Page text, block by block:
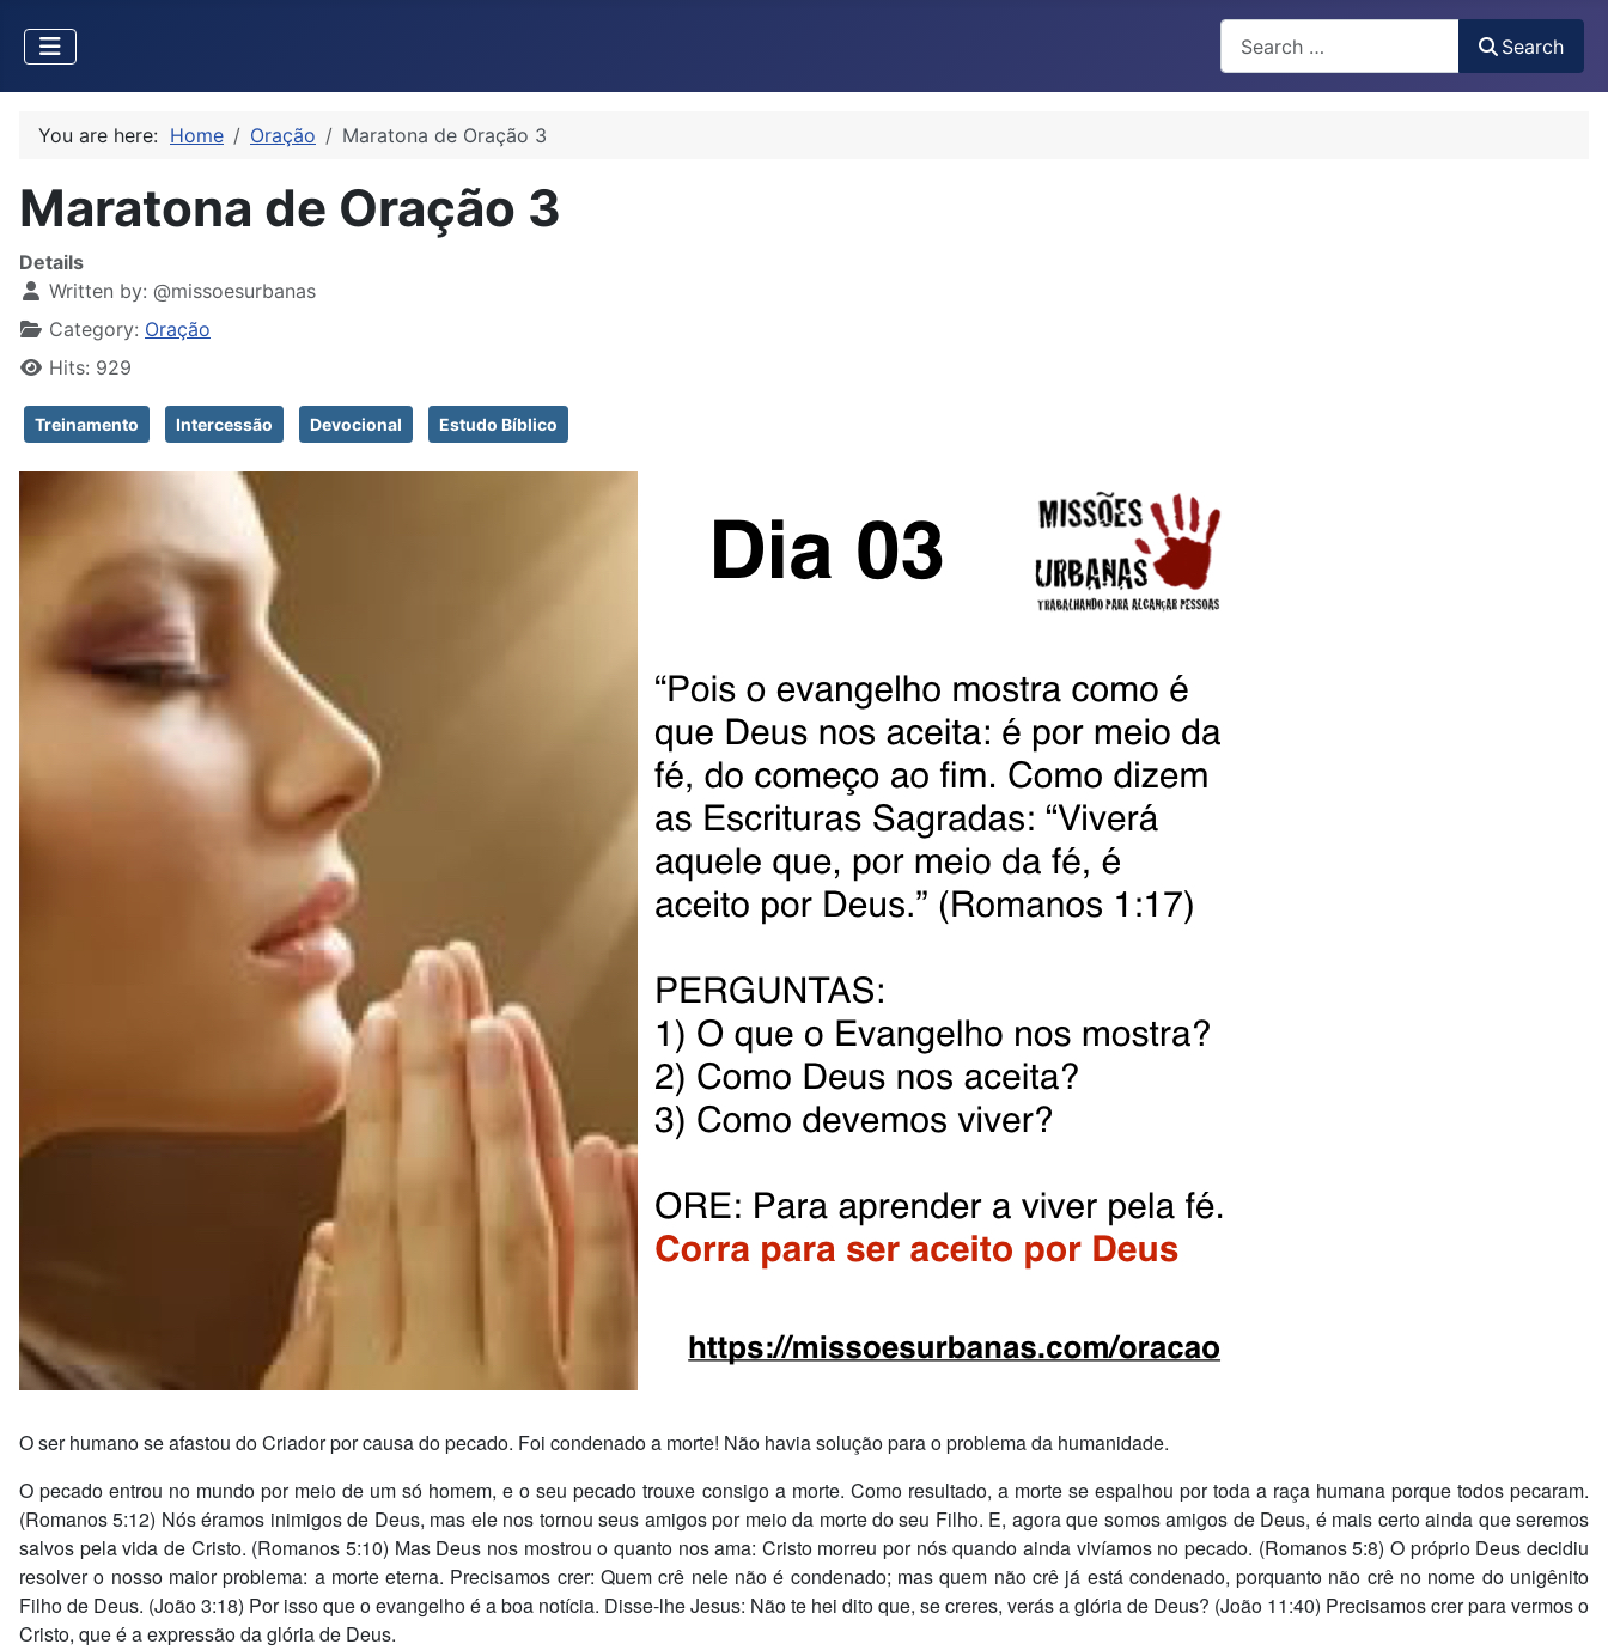
Type 2 or more characters for results.
Search
You are here: Home Oração Maratona de Oração 3
Maratona de Oração 3
Details
Written by: @missoesurbanas
Category: Oração
Hits: 929
Treinamento Intercessão Devocional Estudo Bíblico
O ser humano se afastou do Criador por causa do pecado. Foi condenado a morte! Não havia solução para o problema da humanidade.
O pecado entrou no mundo por meio de um só homem, e o seu pecado trouxe consigo a morte. Como resultado, a morte se espalhou por toda a raça humana porque todos pecaram.
(Romanos 5:12) Nós éramos inimigos de Deus, mas ele nos tornou seus amigos por meio da morte do seu Filho. E, agora que somos amigos de Deus, é mais certo ainda que seremos
salvos pela vida de Cristo. (Romanos 5:10) Mas Deus nos mostrou o quanto nos ama: Cristo morreu por nós quando ainda vivíamos no pecado. (Romanos 5:8) O próprio Deus decidiu
resolver o nosso maior problema: a morte eterna. Precisamos crer: Quem crê nele não é condenado; mas quem não crê já está condenado, porquanto não crê no nome do unigênito
Filho de Deus. (João 3:18) Por isso que o evangelho é a boa notícia. Disse-lhe Jesus: Não te hei dito que, se creres, verás a glória de Deus? (João 11:40) Precisamos crer para vermos o
Cristo, que é a expressão da glória de Deus.